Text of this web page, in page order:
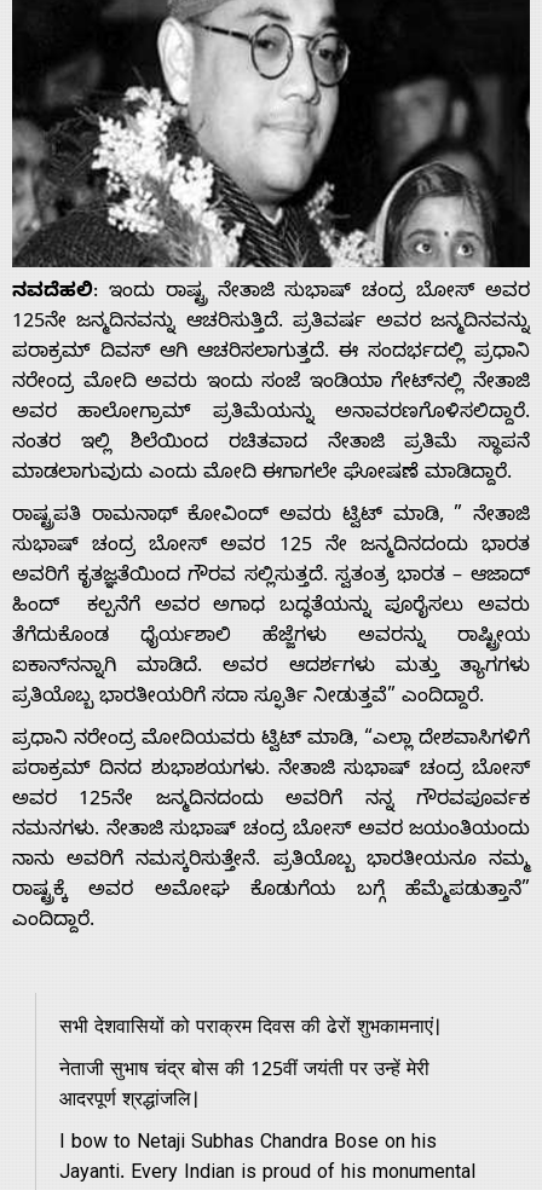
Home
About
Us
Advertise
With
ನವದೆಹಲಿ: ಇಂದು ರಾಷ್ಟ್ರ ನೇತಾಜಿ ಸುಭಾಷ್ ಚಂದ್ರ ಬೋಸ್ ಅವರ
125ನೇ ಜನ್ಮದಿನವನ್ನು ಆಚರಿಸುತ್ತಿದೆ. ಪ್ರತಿವರ್ಷ ಅವರ ಜನ್ಮದಿನವನ್ನು
ಪರಾಕ್ರಮ್ ದಿವಸ್ ಆಗಿ ಆಚರಿಸಲಾಗುತ್ತದೆ. ಈ ಸಂದರ್ಭದಲ್ಲಿ ಪ್ರಧಾನಿ
ನರೇಂದ್ರ ಮೋದಿ ಅವರು ಇಂದು ಸಂಜೆ ಇಂಡಿಯಾ ಗೇಟ್‌ನಲ್ಲಿ ನೇತಾಜಿ
ಅವರ ಹಾಲೋಗ್ರಾಮ್ ಪ್ರತಿಮೆಯನ್ನು ಅನಾವರಣಗೊಳಿಸಲಿದ್ದಾರೆ.
ನಂತರ ಇಲ್ಲಿ ಶಿಲೆಯಿಂದ ರಚಿತವಾದ ನೇತಾಜಿ ಪ್ರತಿಮೆ ಸ್ಥಾಪನೆ
ಮಾಡಲಾಗುವುದು ಎಂದು ಮೋದಿ ಈಗಾಗಲೇ ಘೋಷಣೆ ಮಾಡಿದ್ದಾರೆ.
ರಾಷ್ಟ್ರಪತಿ ರಾಮನಾಥ್ ಕೋವಿಂದ್ ಅವರು ಟ್ವಿಟ್‌ ಮಾಡಿ, ” ನೇತಾಜಿ
ಸುಭಾಷ್ ಚಂದ್ರ ಬೋಸ್ ಅವರ 125 ನೇ ಜನ್ಮದಿನದಂದು ಭಾರತ
ಅವರಿಗೆ ಕೃತಜ್ಞತೆಯಿಂದ ಗೌರವ ಸಲ್ಲಿಸುತ್ತದೆ. ಸ್ವತಂತ್ರ ಭಾರತ – ಆಜಾದ್
ಹಿಂದ್ ಕಲ್ಪನೆಗೆ ಅವರ ಅಗಾಧ ಬದ್ಧತೆಯನ್ನು ಪೂರೈಸಲು ಅವರು
ತೆಗೆದುಕೊಂಡ ಧೈರ್ಯಶಾಲಿ ಹೆಜ್ಜೆಗಳು ಅವರನ್ನು ರಾಷ್ಟ್ರೀಯ
ಐಕಾನ್‌ನನ್ನಾಗಿ ಮಾಡಿದೆ. ಅವರ ಆದರ್ಶಗಳು ಮತ್ತು ತ್ಯಾಗಗಳು
ಪ್ರತಿಯೊಬ್ಬ ಭಾರತೀಯರಿಗೆ ಸದಾ ಸ್ಫೂರ್ತಿ ನೀಡುತ್ತವೆ” ಎಂದಿದ್ದಾರೆ.
ಪ್ರಧಾನಿ ನರೇಂದ್ರ ಮೋದಿಯವರು ಟ್ವಿಟ್‌ ಮಾಡಿ, “ಎಲ್ಲಾ ದೇಶವಾಸಿಗಳಿಗೆ
ಪರಾಕ್ರಮ್ ದಿನದ ಶುಭಾಶಯಗಳು. ನೇತಾಜಿ ಸುಭಾಷ್ ಚಂದ್ರ ಬೋಸ್
ಅವರ 125ನೇ ಜನ್ಮದಿನದಂದು ಅವರಿಗೆ ನನ್ನ ಗೌರವಪೂರ್ವಕ
ನಮನಗಳು. ನೇತಾಜಿ ಸುಭಾಷ್ ಚಂದ್ರ ಬೋಸ್ ಅವರ ಜಯಂತಿಯಂದು
ನಾನು ಅವರಿಗೆ ನಮಸ್ಕರಿಸುತ್ತೇನೆ. ಪ್ರತಿಯೊಬ್ಬ ಭಾರತೀಯನೂ ನಮ್ಮ
ರಾಷ್ಟ್ರಕ್ಕೆ ಅವರ ಅಮೋಘ ಕೊಡುಗೆಯ ಬಗ್ಗೆ ಹೆಮ್ಮೆಪಡುತ್ತಾನೆ”
ಎಂದಿದ್ದಾರೆ.
सभी देशवासियों को पराक्रम दिवस की ढेरों शुभकामनाएं।
नेताजी सुभाष चंद्र बोस की 125वीं जयंती पर उन्हें मेरी
आदरपूर्ण श्रद्धांजलि।
I bow to Netaji Subhas Chandra Bose on his
Jayanti. Every Indian is proud of his monumental